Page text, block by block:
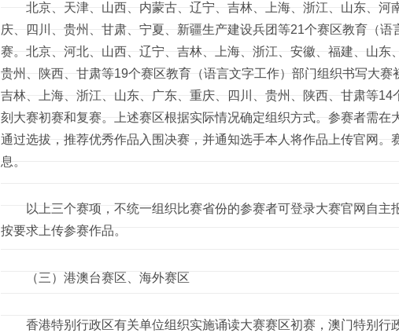
北京、天津、山西、内蒙古、辽宁、吉林、上海、浙江、山东、河
庆、四川、贵州、甘肃、宁夏、新疆生产建设兵团等21个赛区教育（
赛。北京、河北、山西、辽宁、吉林、上海、浙江、安徽、福建、山东
贵州、陕西、甘肃等19个赛区教育（语言文字工作）部门组织书写大赛
吉林、上海、浙江、山东、广东、重庆、四川、贵州、陕西、甘肃等
刻大赛初赛和复赛。上述赛区根据实际情况确定组织方式。参赛者需在
通过选拔，推荐优秀作品入围决赛，并通知选手本人将作品上传官网。
息。
以上三个赛项，不统一组织比赛省份的参赛者可登录大赛官网自主
按要求上传参赛作品。
（三）港澳台赛区、海外赛区
香港特别行政区有关单位组织实施诵读大赛赛区初赛，澳门特别行